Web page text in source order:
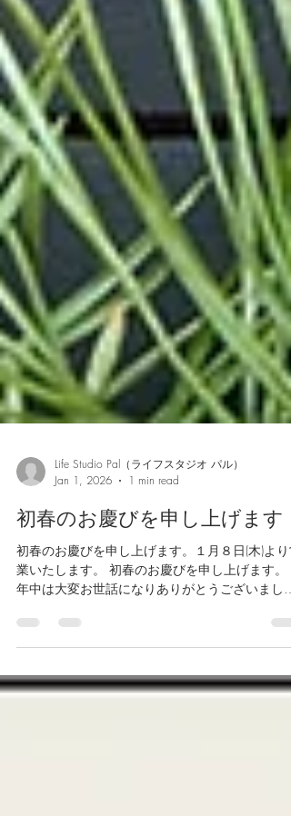
Jan 1, 2026
1 min read
初春のお慶びを申し上げます
初春のお慶びを申し上げます。１月８日(木)より
年中は大変お世話になりありがとうございまし
た。 本年もどうぞ宜しくお願い申し上げます。
ご来店を心よりお待ちしております。